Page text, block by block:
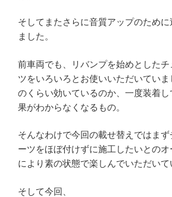
そしてまたさらに音質アップのために
ました。
前車両でも、リバンプを始めとした
ツをいろいろとお使いいただいてい
のくらい効いているのか、一度装着
果がわからなくなるもの。
そんなわけで今回の載せ替えではま
ーツをほぼ付けずに施工したいとの
により素の状態で楽しんでいただいて
そして今回、